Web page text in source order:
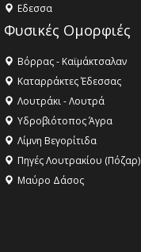
Eδεσσα
Φυσικές Ομορφιές
Βόρρας - Καϊμάκτσαλαν
Καταρράκτες Έδεσσας
Λουτράκι - Λουτρά
Υδροβιότοπος Άγρα
Λίμνη Βεγορίτιδα
Πηγές Λουτρακίου (Πόζαρ)
Μαύρο Δάσος